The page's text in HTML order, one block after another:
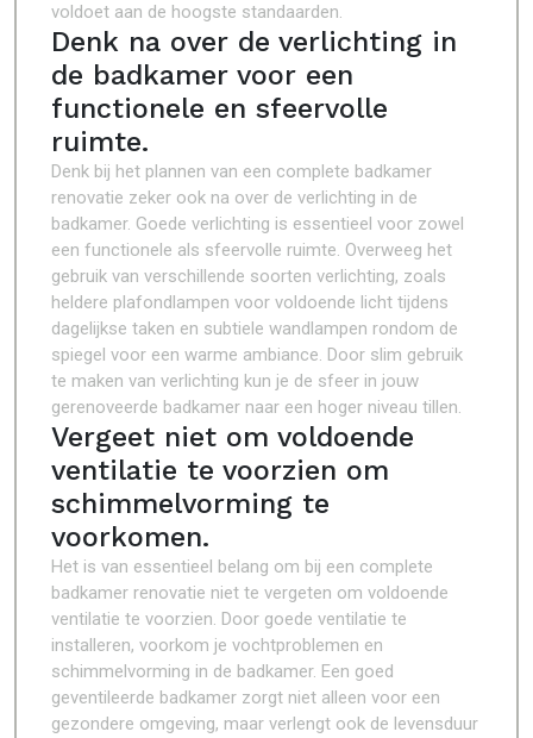
voldoet aan de hoogste standaarden.
Denk na over de verlichting in
de badkamer voor een
functionele en sfeervolle
ruimte.
Denk bij het plannen van een complete badkamer
renovatie zeker ook na over de verlichting in de
badkamer. Goede verlichting is essentieel voor zowel
een functionele als sfeervolle ruimte. Overweeg het
gebruik van verschillende soorten verlichting, zoals
heldere plafondlampen voor voldoende licht tijdens
dagelijkse taken en subtiele wandlampen rondom de
spiegel voor een warme ambiance. Door slim gebruik
te maken van verlichting kun je de sfeer in jouw
gerenoveerde badkamer naar een hoger niveau tillen.
Vergeet niet om voldoende
ventilatie te voorzien om
schimmelvorming te
voorkomen.
Het is van essentieel belang om bij een complete
badkamer renovatie niet te vergeten om voldoende
ventilatie te voorzien. Door goede ventilatie te
installeren, voorkom je vochtproblemen en
schimmelvorming in de badkamer. Een goed
geventileerde badkamer zorgt niet alleen voor een
gezondere omgeving, maar verlengt ook de levensduur